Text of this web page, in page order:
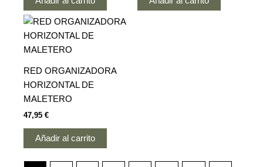
RED ORGANIZADORA
HORIZONTAL DE
MALETERO
47,95 €
Añadir al carrito